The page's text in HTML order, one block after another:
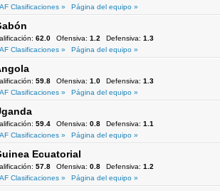
Clasificaciones »
Página del equipo »
62.0 Ofensiva: 1.2 Defensiva: 1.3
Clasificaciones »
Página del equipo »
59.8 Ofensiva: 1.0 Defensiva: 1.3
Clasificaciones »
Página del equipo »
59.4 Ofensiva: 0.8 Defensiva: 1.1
Clasificaciones »
Página del equipo »
Ecuatorial
57.8 Ofensiva: 0.8 Defensiva: 1.2
Clasificaciones »
Página del equipo »